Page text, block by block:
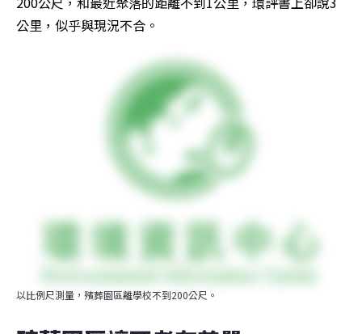
公里，似乎與現況不合。
以比例尺測量，殯葬園區離學校不到200公尺。